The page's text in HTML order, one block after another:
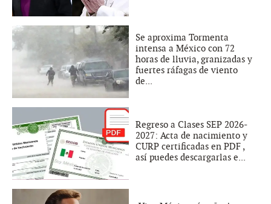
Se aproxima Tormenta
intensa a México con 72
horas de lluvia, granizadas y
fuertes ráfagas de viento
de...
Regreso a Clases SEP 2026-
2027: Acta de nacimiento y
CURP certificadas en PDF ,
así puedes descargarlas e...